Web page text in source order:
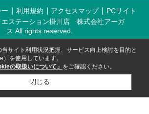
利用規約 アクセスマップ
PCサイト
ステーション掛川店 株式会社アーガ
ス All rights reserved.
サイト利用状況把握、サービス向上検討を目的と
を使用しています。
の取扱いについて」 をご確認ください。
閉じる